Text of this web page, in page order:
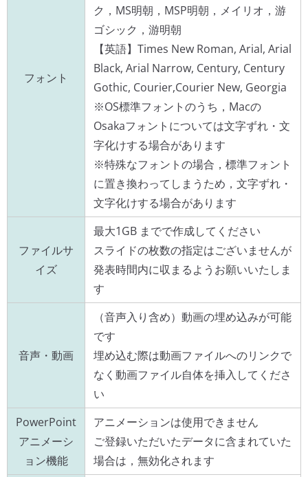
フォント
ク，MS明朝，MSP明朝，メイリオ，游
ゴシック，游明朝
【英語】Times New Roman, Arial, Arial
Black, Arial Narrow, Century, Century
Gothic, Courier,Courier New, Georgia
※OS標準フォントのうち，Macの
Osakaフォントについては文字ずれ・文
字化けする場合があります
※特殊なフォントの場合，標準フォント
に置き換わってしまうため，文字ずれ・
文字化けする場合があります
ファイルサ
イズ
最大1GB までで作成してください
スライドの枚数の指定はございませんが
発表時間内に収まるようお願いいたしま
す
音声・動画
（音声入り含め）動画の埋め込みが可能
です
埋め込む際は動画ファイルへのリンクで
なく動画ファイル自体を挿入してくださ
い
PowerPoint
アニメーシ
ョン機能
アニメーションは使用できません
ご登録いただいたデータに含まれていた
場合は，無効化されます